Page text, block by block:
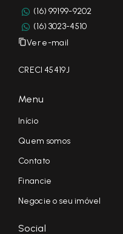
(16) 99199-9202
(16) 3023-4510
Ver e-mail
CRECI 45419J
Menu
Início
Quem somos
Contato
Financie
Negocie o seu imóvel
Social